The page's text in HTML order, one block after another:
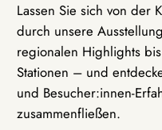
Lassen Sie sich von der
durch unsere
regionalen Highlights
Stationen – und
und Besucher:innen-
zusammenfließen.